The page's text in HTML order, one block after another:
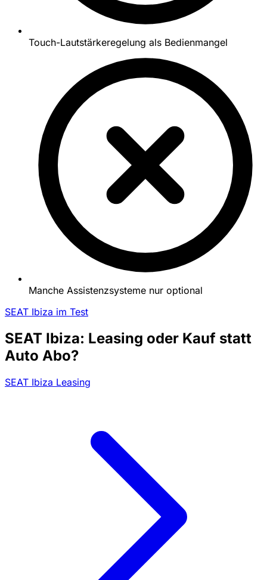
Touch-Lautstärkeregelung als Bedienmangel
Manche Assistenzsysteme nur optional
SEAT Ibiza im Test
SEAT Ibiza: Leasing oder Kauf statt
Auto Abo?
SEAT Ibiza Leasing